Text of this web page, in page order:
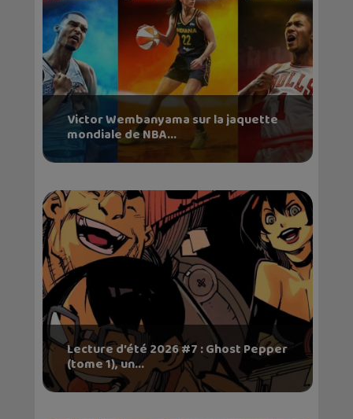
Victor Wembanyama sur la jaquette
mondiale de NBA...
Lecture d’été 2026 #7 : Ghost Pepper
(tome 1), un...